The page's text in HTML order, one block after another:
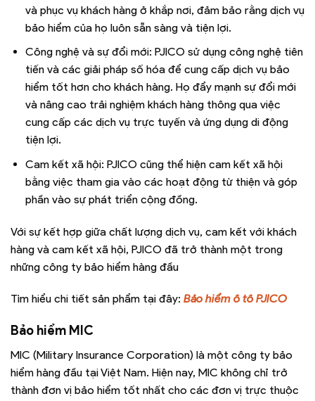
và phục vụ khách hàng ở khắp nơi, đảm bảo rằng dịch vụ
bảo hiểm của họ luôn sẵn sàng và tiện lợi.
Công nghệ và sự đổi mới: PJICO sử dụng công nghệ tiên
tiến và các giải pháp số hóa để cung cấp dịch vụ bảo
hiểm tốt hơn cho khách hàng. Họ đẩy mạnh sự đổi mới
và nâng cao trải nghiệm khách hàng thông qua việc
cung cấp các dịch vụ trực tuyến và ứng dụng di động
tiện lợi.
Cam kết xã hội: PJICO cũng thể hiện cam kết xã hội
bằng việc tham gia vào các hoạt động từ thiện và góp
phần vào sự phát triển cộng đồng.
Với sự kết hợp giữa chất lượng dịch vụ, cam kết với khách
hàng và cam kết xã hội, PJICO đã trở thành một trong
những công ty bảo hiểm hàng đầu
Tìm hiểu chi tiết sản phẩm tại đây: Bảo hiểm ô tô PJICO
Bảo hiểm MIC
MIC (Military Insurance Corporation) là một công ty bảo
hiểm hàng đầu tại Việt Nam. Hiện nay, MIC không chỉ trở
thành đơn vị bảo hiểm tốt nhất cho các đơn vị trực thuộc